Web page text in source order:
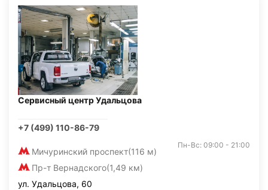
Сервисный центр Удальцова
+7 (499) 110-86-79
Мичуринский проспект(116 м)
Пр-т Вернадского(1,49 км)
Пн-Вс: 09:00 - 21:00
ул. Удальцова, 60